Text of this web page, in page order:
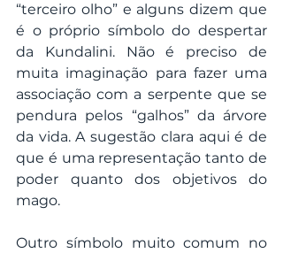
“terceiro olho” e alguns dizem que
é o próprio símbolo do despertar
da Kundalini. Não é preciso de
muita imaginação para fazer uma
associação com a serpente que se
pendura pelos “galhos” da árvore
da vida. A sugestão clara aqui é de
que é uma representação tanto de
poder quanto dos objetivos do
mago.
Outro símbolo muito comum no